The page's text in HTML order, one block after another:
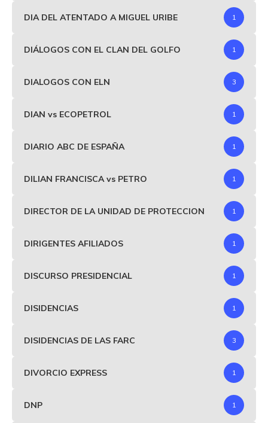
DIA DEL ATENTADO A MIGUEL URIBE 1
DIÁLOGOS CON EL CLAN DEL GOLFO 1
DIALOGOS CON ELN 3
DIAN vs ECOPETROL 1
DIARIO ABC DE ESPAÑA 1
DILIAN FRANCISCA vs PETRO 1
DIRECTOR DE LA UNIDAD DE PROTECCION 1
DIRIGENTES AFILIADOS 1
DISCURSO PRESIDENCIAL 1
DISIDENCIAS 1
DISIDENCIAS DE LAS FARC 3
DIVORCIO EXPRESS 1
DNP 1